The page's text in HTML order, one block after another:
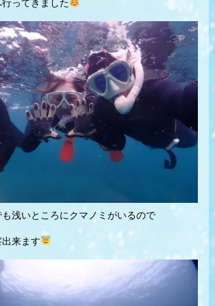
ってきました
浅いところにクマノミがいるので
来ます